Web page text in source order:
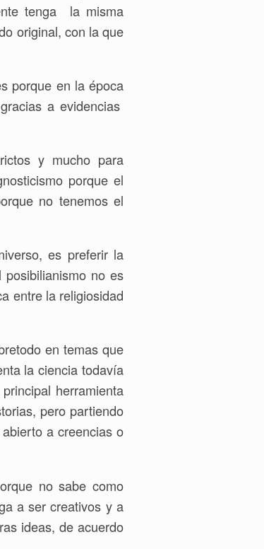
tenga la misma
original, con la que
porque en la época
a evidencias
y mucho para
porque el
no tenemos el
es preferir la
no es
entre la religiosidad
en temas que
la ciencia todavía
herramienta
pero partiendo
a creencias o
no sabe como
a ser creativos y a
ideas, de acuerdo